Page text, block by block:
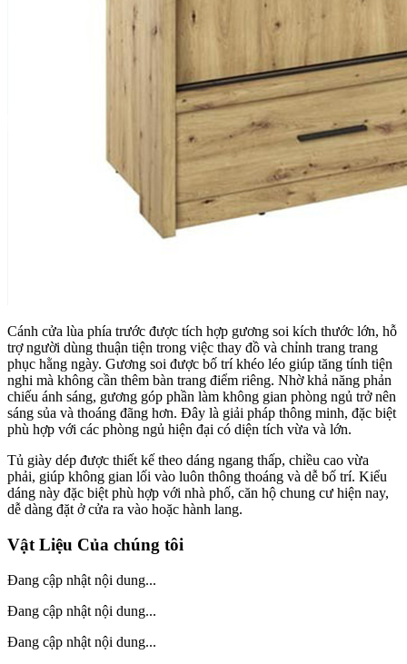
Cánh cửa lùa phía trước được tích hợp gương soi kích thước lớn, hỗ
trợ người dùng thuận tiện trong việc thay đồ và chỉnh trang trang
phục hằng ngày. Gương soi được bố trí khéo léo giúp tăng tính tiện
nghi mà không cần thêm bàn trang điểm riêng. Nhờ khả năng phản
chiếu ánh sáng, gương góp phần làm không gian phòng ngủ trở nên
sáng sủa và thoáng đãng hơn. Đây là giải pháp thông minh, đặc biệt
phù hợp với các phòng ngủ hiện đại có diện tích vừa và lớn.
Tủ giày dép được thiết kế theo dáng ngang thấp, chiều cao vừa
phải, giúp không gian lối vào luôn thông thoáng và dễ bố trí. Kiểu
dáng này đặc biệt phù hợp với nhà phố, căn hộ chung cư hiện nay,
dễ dàng đặt ở cửa ra vào hoặc hành lang.
Vật Liệu Của chúng tôi
Đang cập nhật nội dung...
Đang cập nhật nội dung...
Đang cập nhật nội dung...